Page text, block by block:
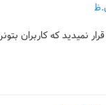
نمیدید که کاربران